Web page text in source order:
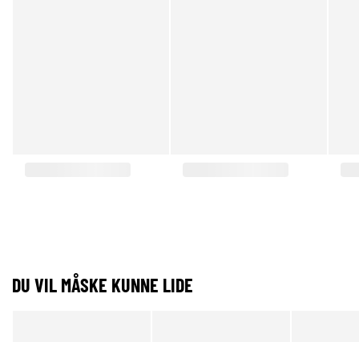
DU VIL MÅSKE KUNNE LIDE